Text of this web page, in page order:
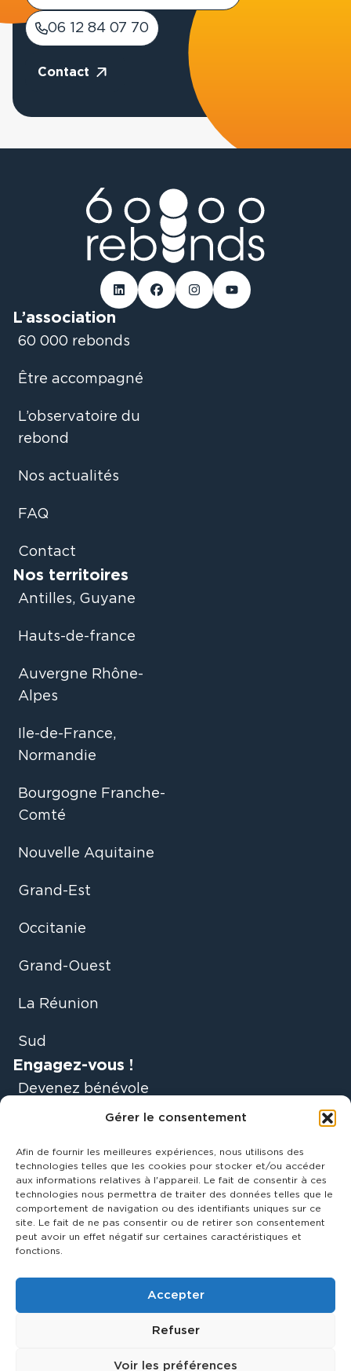
Gérer le consentement
Afin de fournir les meilleures expériences, nous utilisons des
technologies telles que les cookies pour stocker et/ou accéder
aux informations relatives à l'appareil. Le fait de consentir à ces
technologies nous permettra de traiter des données telles que le
comportement de navigation ou des identifiants uniques sur ce
site. Le fait de ne pas consentir ou de retirer son consentement
peut avoir un effet négatif sur certaines caractéristiques et
fonctions.
Accepter
Refuser
Voir les préférences
06 12 84 07 70
Contact
Linked-inFacebookInstagramYoutube
L’association
60 000 rebonds
Être accompagné
L’observatoire du
rebond
Nos actualités
FAQ
Contact
Nos territoires
Antilles, Guyane
Hauts-de-france
Auvergne Rhône-
Alpes
Ile-de-France,
Normandie
Bourgogne Franche-
Comté
Nouvelle Aquitaine
Grand-Est
Occitanie
Grand-Ouest
La Réunion
Sud
Engagez-vous !
Devenez bénévole
Soyez acteurs du
mouvement
Être accompagné
60 000 rebonds 2024 CGV
Cookies
Mentions légales